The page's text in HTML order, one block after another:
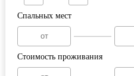
Спальных мест
Стоимость проживания